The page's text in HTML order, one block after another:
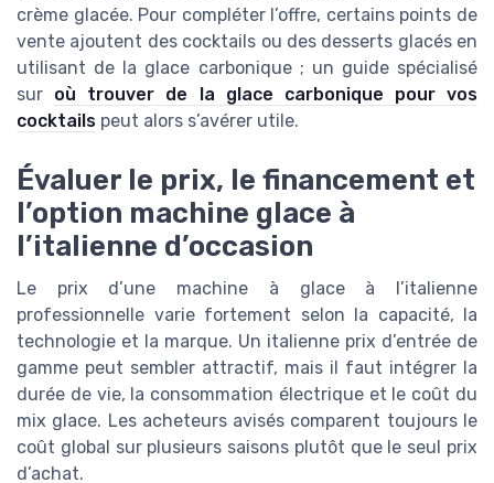
crème glacée. Pour compléter l’offre, certains points de
vente ajoutent des cocktails ou des desserts glacés en
utilisant de la glace carbonique ; un guide spécialisé
sur où trouver de la glace carbonique pour vos
cocktails peut alors s’avérer utile.
Évaluer le prix, le financement et
l’option machine glace à
l’italienne d’occasion
Le prix d’une machine à glace à l’italienne
professionnelle varie fortement selon la capacité, la
technologie et la marque. Un italienne prix d’entrée de
gamme peut sembler attractif, mais il faut intégrer la
durée de vie, la consommation électrique et le coût du
mix glace. Les acheteurs avisés comparent toujours le
coût global sur plusieurs saisons plutôt que le seul prix
d’achat.